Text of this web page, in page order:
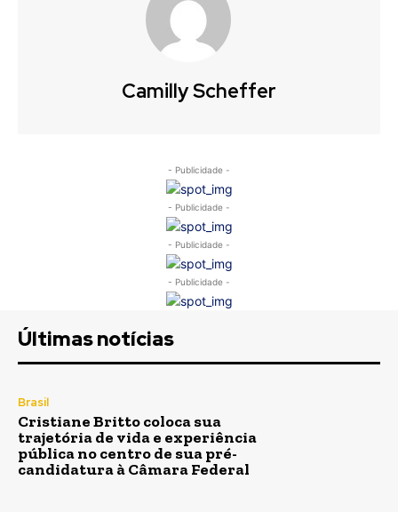
Camilly Scheffer
- Publicidade -
- Publicidade -
- Publicidade -
- Publicidade -
Últimas notícias
Brasil
Cristiane Britto coloca sua
trajetória de vida e experiência
pública no centro de sua pré-
candidatura à Câmara Federal